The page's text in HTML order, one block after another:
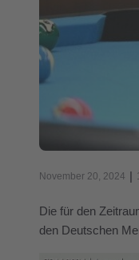
November 20, 2024 |
Die für den
den Deutschen